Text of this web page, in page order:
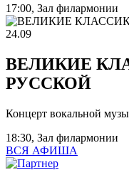
17:00, Зал филармонии
24.09
ВЕЛИКИЕ
РУССКОЙ
Концерт вокальной
18:30, Зал филармонии
ВСЯ АФИША